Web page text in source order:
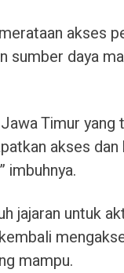
akses
daya
Timur
akses
imbuhnya.
jajaran untuk
mampu.